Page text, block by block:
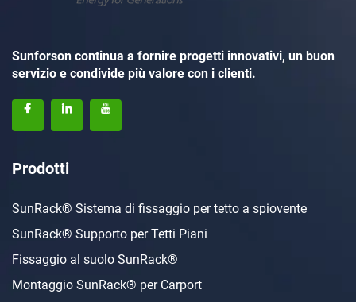
Sunforson continua a fornire progetti innovativi, un buon
servizio e condivide più valore con i clienti.
Prodotti
SunRack® Sistema di fissaggio per tetto a spiovente
SunRack® Supporto per Tetti Piani
Fissaggio al suolo SunRack®
Montaggio SunRack® per Carport